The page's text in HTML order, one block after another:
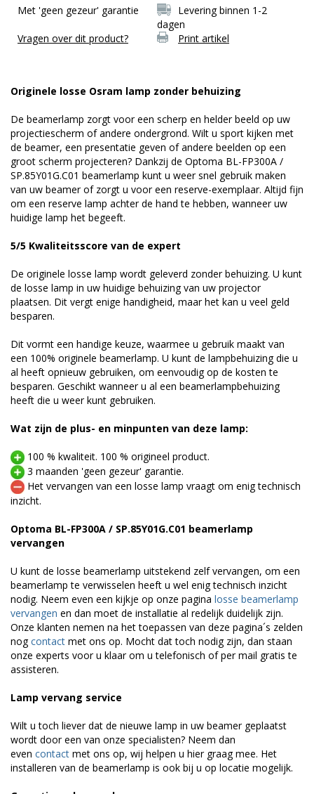
Met 'geen gezeur' garantie
Levering binnen 1-2
dagen
Vragen over dit product?
Print artikel
Originele losse Osram lamp zonder behuizing
De beamerlamp zorgt voor een scherp en helder beeld op uw
projectiescherm of andere ondergrond. Wilt u sport kijken met
de beamer, een presentatie geven of andere beelden op een
groot scherm projecteren? Dankzij de Optoma BL-FP300A /
SP.85Y01G.C01 beamerlamp kunt u weer snel gebruik maken
van uw beamer of zorgt u voor een reserve-exemplaar. Altijd fijn
om een reserve lamp achter de hand te hebben, wanneer uw
huidige lamp het begeeft.
5/5 Kwaliteitsscore van de expert
De originele losse lamp wordt geleverd zonder behuizing. U kunt
de losse lamp in uw huidige behuizing van uw projector
plaatsen. Dit vergt enige handigheid, maar het kan u veel geld
besparen.
Dit vormt een handige keuze, waarmee u gebruik maakt van
een 100% originele beamerlamp. U kunt de lampbehuizing die u
al heeft opnieuw gebruiken, om eenvoudig op de kosten te
besparen. Geschikt wanneer u al een beamerlampbehuizing
heeft die u weer kunt gebruiken.
Wat zijn de plus- en minpunten van deze lamp:
100 % kwaliteit. 100 % origineel product.
3 maanden 'geen gezeur' garantie.
Het vervangen van een losse lamp vraagt om enig technisch
inzicht.
Optoma BL-FP300A / SP.85Y01G.C01 beamerlamp
vervangen
U kunt de losse beamerlamp uitstekend zelf vervangen, om een
beamerlamp te verwisselen heeft u wel enig technisch inzicht
nodig. Neem even een kijkje op onze pagina losse beamerlamp
vervangen en dan moet de installatie al redelijk duidelijk zijn.
Onze klanten nemen na het toepassen van deze pagina´s zelden
nogcontact met ons op. Mocht dat toch nodig zijn, dan staan
onze experts voor u klaar om u telefonisch of per mail gratis te
assisteren.
Lamp vervang service
Wilt u toch liever dat de nieuwe lamp in uw beamer geplaatst
wordt door een van onze specialisten? Neem dan
even contact met ons op, wij helpen u hier graag mee. Het
installeren van de beamerlamp is ook bij u op locatie mogelijk.